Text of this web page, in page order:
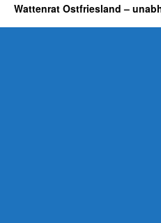
Wattenrat Ostfriesland –